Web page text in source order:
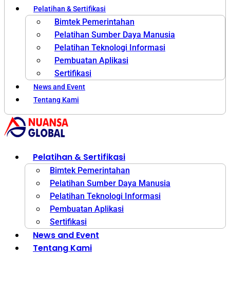
Pelatihan & Sertifikasi
Bimtek Pemerintahan
Pelatihan Sumber Daya Manusia
Pelatihan Teknologi Informasi
Pembuatan Aplikasi
Sertifikasi
News and Event
Tentang Kami
Pelatihan & Sertifikasi
Bimtek Pemerintahan
Pelatihan Sumber Daya Manusia
Pelatihan Teknologi Informasi
Pembuatan Aplikasi
Sertifikasi
News and Event
Tentang Kami